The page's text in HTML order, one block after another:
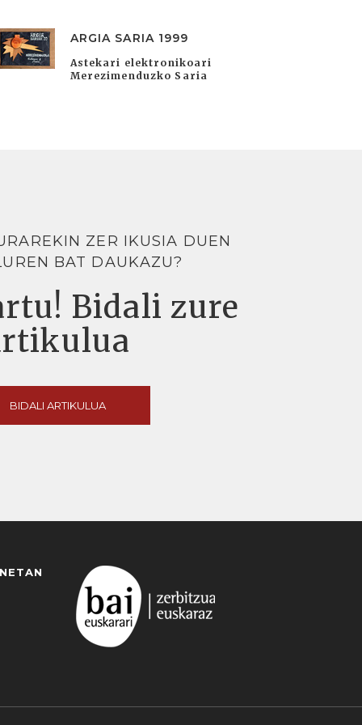
ARGIA SARIA 1999
Astekari elektronikoari
Merezimenduzko Saria
ZER IKUSIA DUEN
BAT DAUKAZU?
Bidali zure
BIDALI ARTIKULUA